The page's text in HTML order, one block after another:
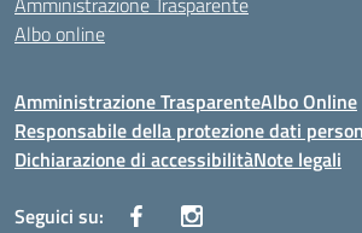
Albo online
Amministrazione TrasparenteAlbo Online
Responsabile della protezione dati
Dichiarazione di accessibilitàNote legali
Seguici su: